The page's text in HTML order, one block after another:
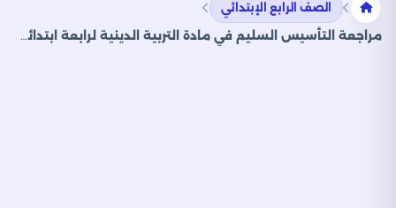
الصف الرابع الإبتدائي
مراجعة التأسيس السليم في مادة التربية الدينية لرابعة ابتدائي 2025 مقرر شهر أبريل بصيغة PDF